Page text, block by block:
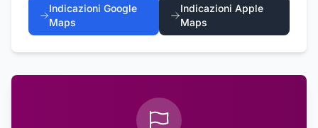
Indicazioni Google
Maps
Indicazioni Apple
Maps